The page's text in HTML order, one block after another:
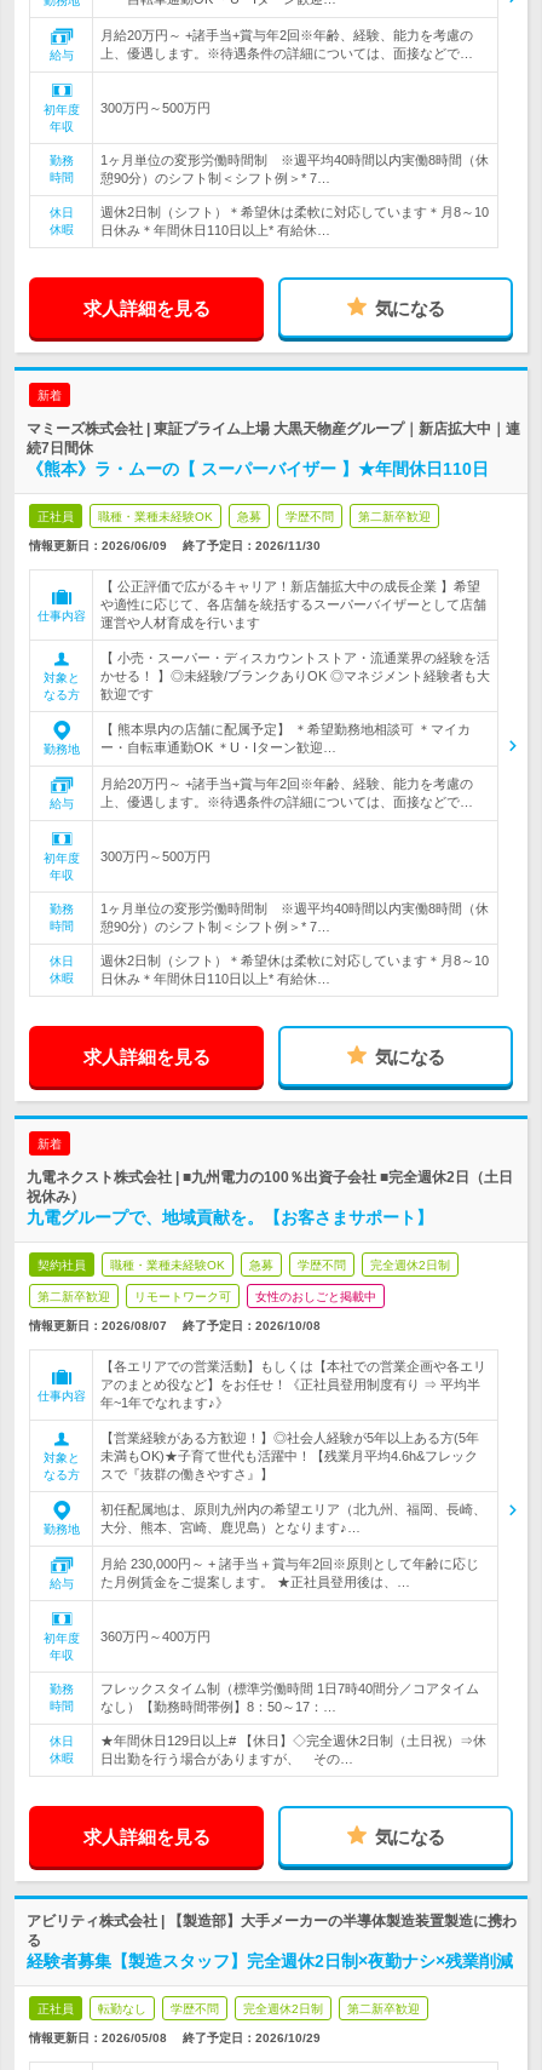
給与
月給20万円～ +諸手当+賞与年2回※年齢、経験、能力を考慮の
上、優遇します。※待遇条件の詳細については、面接などで…
初年度
年収
300万円～500万円
勤務
時間
1ヶ月単位の変形労働時間制 ※週平均40時間以内実働8時間（休
憩90分）のシフト制＜シフト例＞* 7…
休日
休暇
週休2日制（シフト）＊希望休は柔軟に対応しています＊月8～10
日休み＊年間休日110日以上* 有給休…
求人詳細を見る 気になる
新着
マミーズ株式会社 | 東証プライム上場 大黒天物産グループ｜新店拡大中｜連
続7日間休
《熊本》ラ・ムーの【 スーパーバイザー 】★年間休日110日
正社員 職種・業種未経験OK 急募 学歴不問 第二新卒歓迎
情報更新日：2026/06/09 終了予定日： 2026/11/30
仕事内容
【 公正評価で広がるキャリア！新店舗拡大中の成長企業 】希望
や適性に応じて、各店舗を統括するスーパーバイザーとして店舗
運営や人材育成を行います
対象と
なる方
【 小売・スーパー・ディスカウントストア・流通業界の経験を活
かせる！ 】◎未経験/ブランクありOK ◎マネジメント経験者も大
歓迎です
勤務地
【 熊本県内の店舗に配属予定】 ＊希望勤務地相談可 ＊マイカ
ー・自転車通勤OK ＊U・Iターン歓迎…
給与
月給20万円～ +諸手当+賞与年2回※年齢、経験、能力を考慮の
上、優遇します。※待遇条件の詳細については、面接などで…
初年度
年収
300万円～500万円
勤務
時間
1ヶ月単位の変形労働時間制 ※週平均40時間以内実働8時間（休
憩90分）のシフト制＜シフト例＞* 7…
休日
休暇
週休2日制（シフト）＊希望休は柔軟に対応しています＊月8～10
日休み＊年間休日110日以上* 有給休…
求人詳細を見る 気になる
新着
九電ネクスト株式会社 | ■九州電力の100％出資子会社 ■完全週休2日（土日
祝休み）
九電グループで、地域貢献を。【お客さまサポート】
契約社員 職種・業種未経験OK 急募 学歴不問 完全週休2日制
第二新卒歓迎 リモートワーク可 女性のおしごと掲載中
情報更新日：2026/08/07 終了予定日： 2026/10/08
仕事内容
【各エリアでの営業活動】もしくは【本社での営業企画や各エリ
アのまとめ役など】をお任せ！《正社員登用制度有り ⇒ 平均半
年~1年でなれます♪》
対象と
なる方
【営業経験がある方歓迎！】◎社会人経験が5年以上ある方(5年
未満もOK)★子育て世代も活躍中！【残業月平均4.6h&フレック
スで『抜群の働きやすさ』】
勤務地
初任配属地は、原則九州内の希望エリア（北九州、福岡、長崎、
大分、熊本、宮崎、鹿児島）となります♪…
給与
月給 230,000円～ + 諸手当＋賞与年2回※原則として年齢に応じ
た月例賃金をご提案します。 ★正社員登用後は、…
初年度
年収
360万円～400万円
勤務
時間
フレックスタイム制（標準労働時間 1日7時40間分／コアタイム
なし）【勤務時間帯例】8：50～17：…
休日
休暇
★年間休日129日以上# 【休日】◇完全週休2日制（土日祝）⇒休
日出勤を行う場合がありますが、 その…
求人詳細を見る 気になる
アビリティ株式会社 | 【製造部】大手メーカーの半導体製造装置製造に携わ
る
経験者募集【製造スタッフ】完全週休2日制×夜勤ナシ×残業削減
正社員 転勤なし 学歴不問 完全週休2日制 第二新卒歓迎
情報更新日：2026/05/08 終了予定日： 2026/10/29